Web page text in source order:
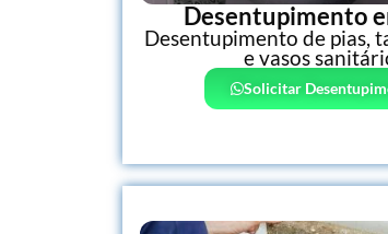
Desentupimento
Desentupimento de pias,
e vasos
Solicitar